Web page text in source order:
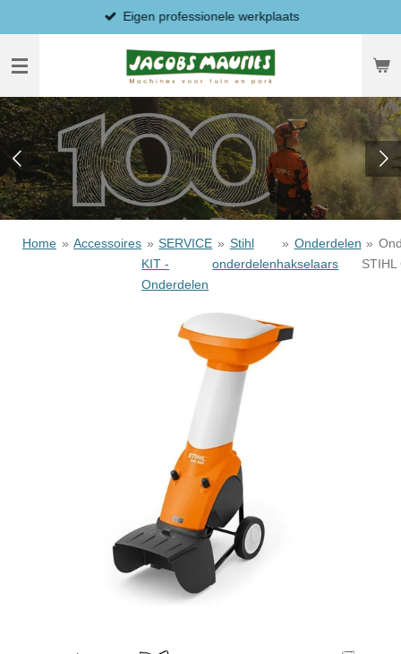
direct
naar
hoofdinhoud
Eigen professionele werkplaats
Home » Accessoires » SERVICE
KIT -
Onderdelen
» Stihl
onderdelen
» Onderdelen
hakselaars
»
STIHL